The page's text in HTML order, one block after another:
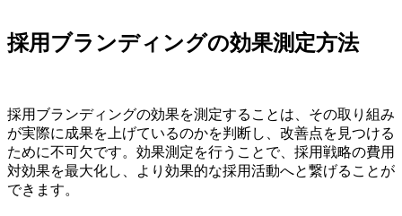
採用ブランディングの効果測定方法
採用ブランディングの効果を測定することは、その取り組み
が実際に成果を上げているのかを判断し、改善点を見つける
ために不可欠です。効果測定を行うことで、採用戦略の費用
対効果を最大化し、より効果的な採用活動へと繋げることが
できます。